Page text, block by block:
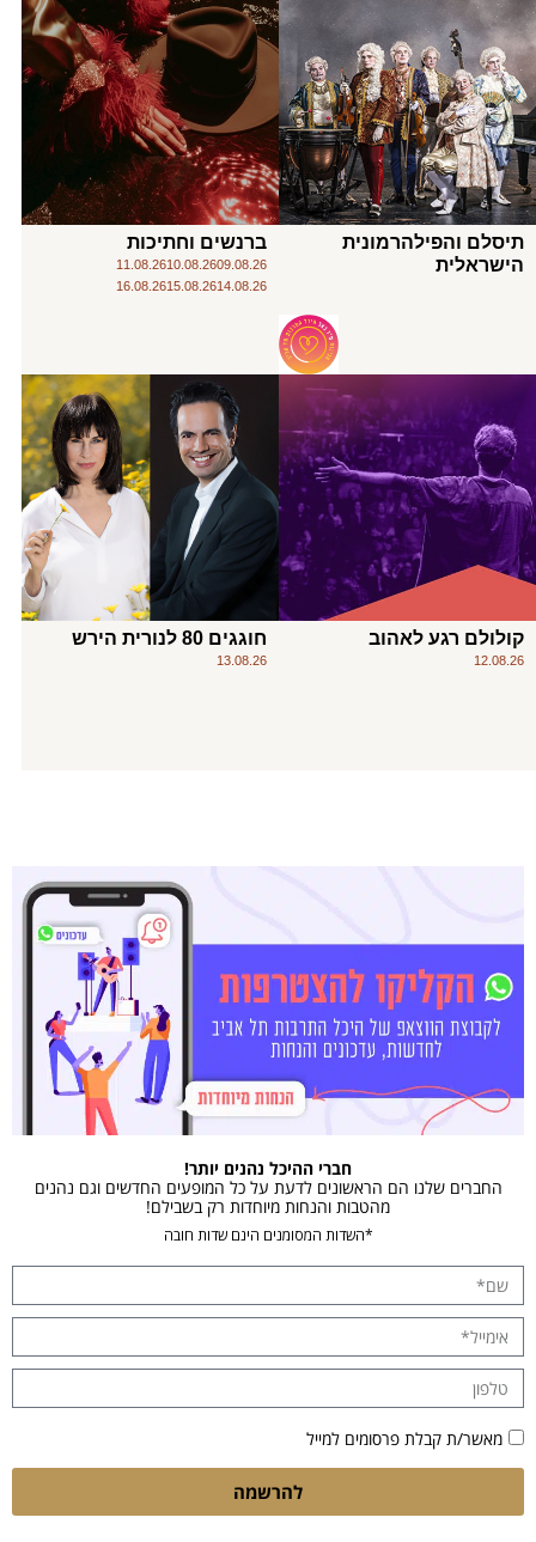
תיסלם והפילהרמונית
הישראלית
ברנשים וחתיכות
09.08.26
10.08.26
11.08.26
14.08.26
15.08.26
16.08.26
קולולם רגע לאהוב
12.08.26
חוגגים 80 לנורית הירש
13.08.26
חברי ההיכל נהנים יותר!
החברים שלנו הם הראשונים לדעת על כל המופעים החדשים וגם נהנים
מהטבות והנחות מיוחדות רק בשבילם!
*השדות המסומנים הינם שדות חובה
מאשר/ת קבלת פרסומים למייל
להרשמה